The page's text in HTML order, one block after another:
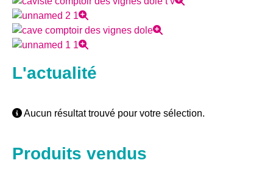
L'actualité
Aucun résultat trouvé pour votre sélection.
Produits vendus